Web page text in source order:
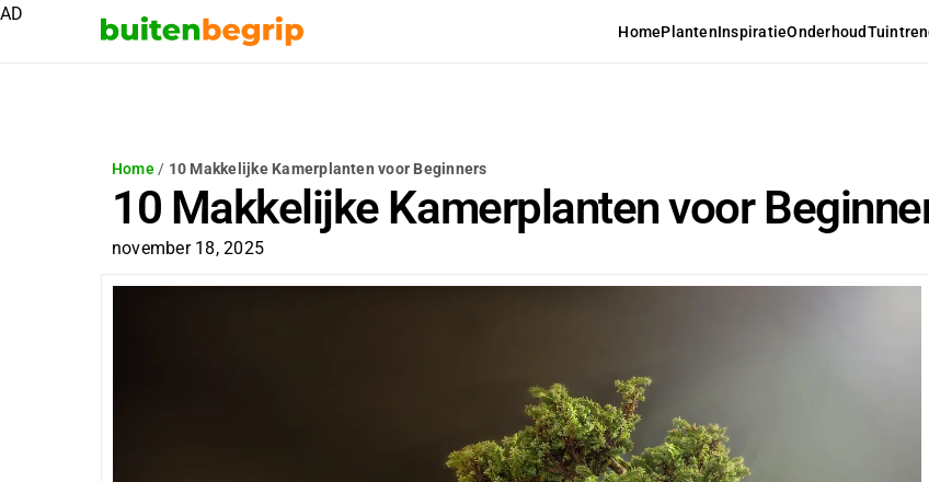
HomePlantenInspiratieOnderhoud
Home/ 10 Makkelijke Kamerplanten voor Beginners
10 Makkelijke Kamerplanten voor
november 18, 2025
AD